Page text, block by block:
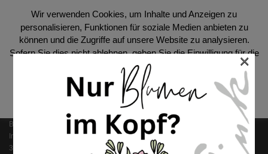
SOCIAL
Blumen Link GmbH
Im Streich 8
36124 Eichenzell
Wir verwenden Cookies, um Inhalte und Anzeigen zu
personalisieren, Funktionen für soziale Medien anbieten zu
können und die Zugriffe auf unsere Website zu analysieren.
Sofern Sie dies nicht ablehnen, geben Sie die Einwilligung für die
Benutzung unserer Cookies.
Akzeptieren Datenschutzerklärung
×